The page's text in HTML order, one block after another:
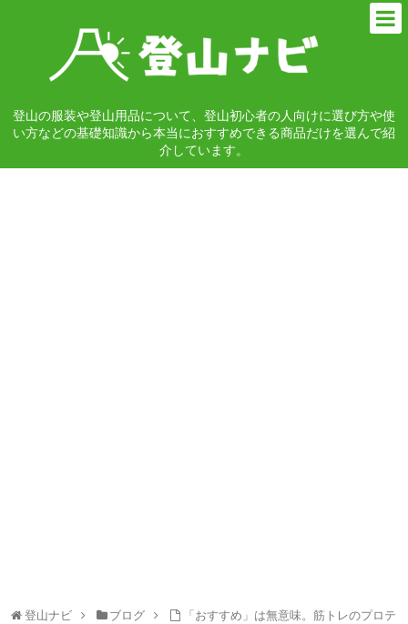
登山の服装や登山用品について、登山初心者の人向けに選び方や使
い方などの基礎知識から本当におすすめできる商品だけを選んで紹
介しています。
登山ナビ ブログ
「おすすめ」は無意味。筋トレのプロテ